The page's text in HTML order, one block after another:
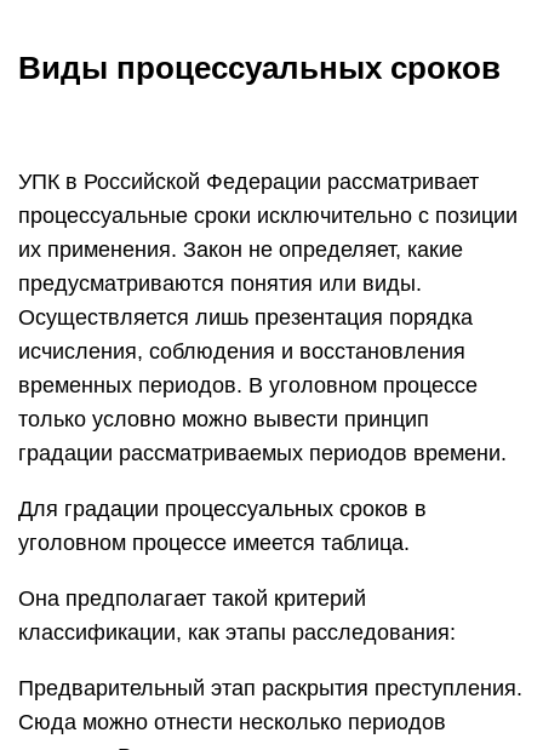
Виды процессуальных сроков
УПК в Российской Федерации рассматривает
процессуальные сроки исключительно с позиции
их применения. Закон не определяет, какие
предусматриваются понятия или виды.
Осуществляется лишь презентация порядка
исчисления, соблюдения и восстановления
временных периодов. В уголовном процессе
только условно можно вывести принцип
градации рассматриваемых периодов времени.
Для градации процессуальных сроков в
уголовном процессе имеется таблица.
Она предполагает такой критерий
классификации, как этапы расследования:
Предварительный этап раскрытия преступления.
Сюда можно отнести несколько периодов